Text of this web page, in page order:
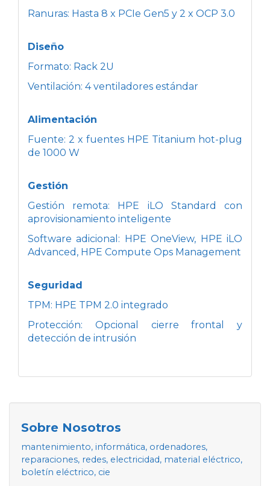
Ranuras: Hasta 8 x PCIe Gen5 y 2 x OCP 3.0
Diseño
Formato: Rack 2U
Ventilación: 4 ventiladores estándar
Alimentación
Fuente: 2 x fuentes HPE Titanium hot-plug
de 1000 W
Gestión
Gestión remota: HPE iLO Standard con
aprovisionamiento inteligente
Software adicional: HPE OneView, HPE iLO
Advanced, HPE Compute Ops Management
Seguridad
TPM: HPE TPM 2.0 integrado
Protección: Opcional cierre frontal y
detección de intrusión
Sobre Nosotros
mantenimiento, informática, ordenadores,
reparaciones, redes, electricidad, material eléctrico,
boletín eléctrico, cie